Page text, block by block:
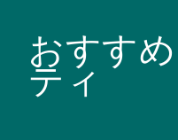
おすす
ティ